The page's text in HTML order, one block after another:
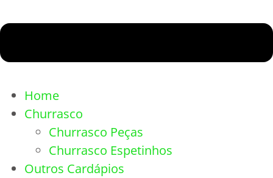
Home
Churrasco
Churrasco Peças
Churrasco Espetinhos
Outros Cardápios